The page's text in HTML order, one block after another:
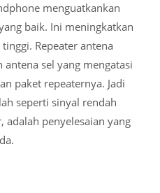
menguatkankan
baik. Ini meningkatkan
Repeater antena
sel yang mengatasi
paket repeaternya. Jadi
seperti sinyal rendah
adalah penyelesaian yang